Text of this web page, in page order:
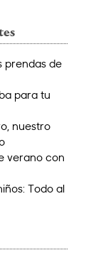
prendas de
para tu
nuestro
verano con
Todo al